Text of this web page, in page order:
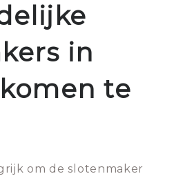
in
te
om de slotenmaker